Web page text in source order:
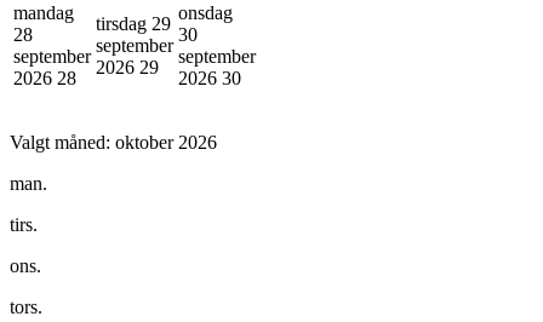
mandag
28
september
2026 28
tirsdag 29
september
2026 29
onsdag
30
september
2026 30
Valgt måned: oktober 2026
man.
tirs.
ons.
tors.